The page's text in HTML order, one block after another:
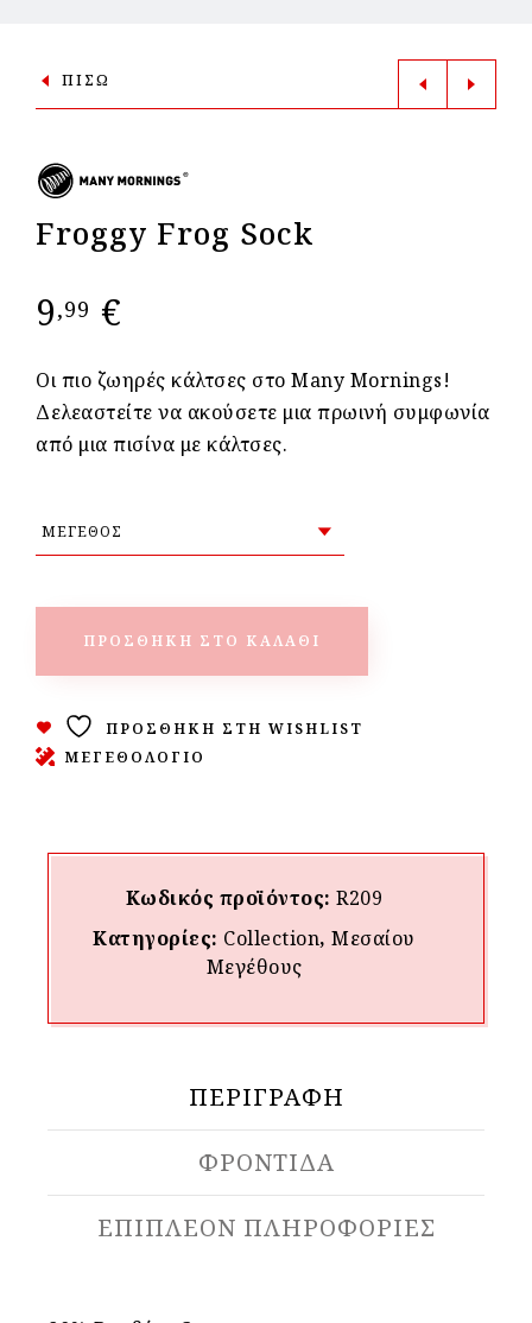
ΠΙΣΩ
Froggy Frog Sock
9,99 €
Οι πιο ζωηρές κάλτσες στο Many Mornings!
Δελεαστείτε να ακούσετε μια πρωινή συμφωνία
από μια πισίνα με κάλτσες.
ΠΡΟΣΘΉΚΗ ΣΤΟ ΚΑΛΆΘΙ
ΠΡΟΣΘΉΚΗ ΣΤΗ WISHLIST
ΜΕΓΕΘΟΛΟΓΙΟ
Κωδικός προϊόντος:R209
Κατηγορίες: Collection,Μεσαίου
Mεγέθους
ΠΕΡΙΓΡΑΦΉ
ΦΡΟΝΤΙΔΑ
ΕΠΙΠΛΈΟΝ ΠΛΗΡΟΦΟΡΊΕΣ